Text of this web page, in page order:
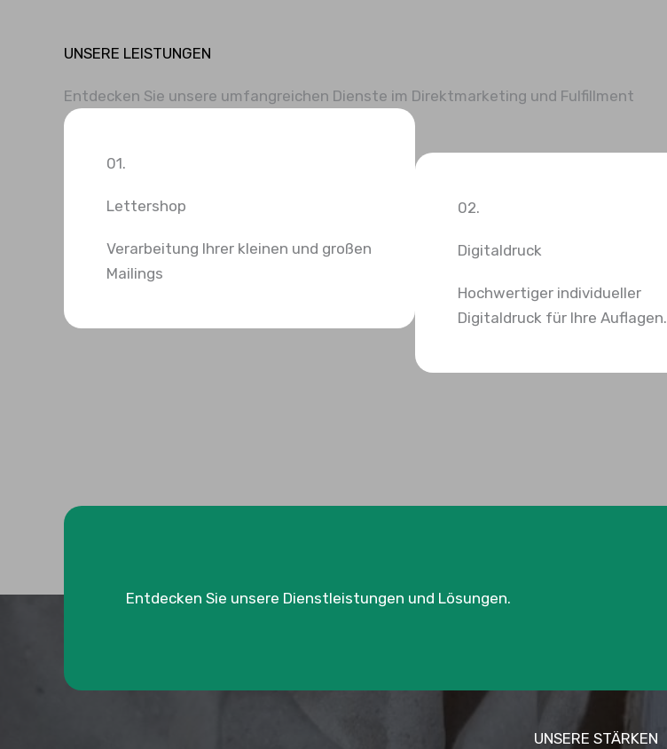
UNSERE LEISTUNGEN
Entdecken Sie unsere umfangreichen Dienste im Direktmarketing und Fulfillment
01.
Lettershop
Verarbeitung Ihrer kleinen und großen
Mailings
02.
Digitaldruck
Hochwertiger individueller
Digitaldruck für Ihre Auflagen.
Entdecken Sie unsere Dienstleistungen und Lösungen.
UNSERE STÄRKEN